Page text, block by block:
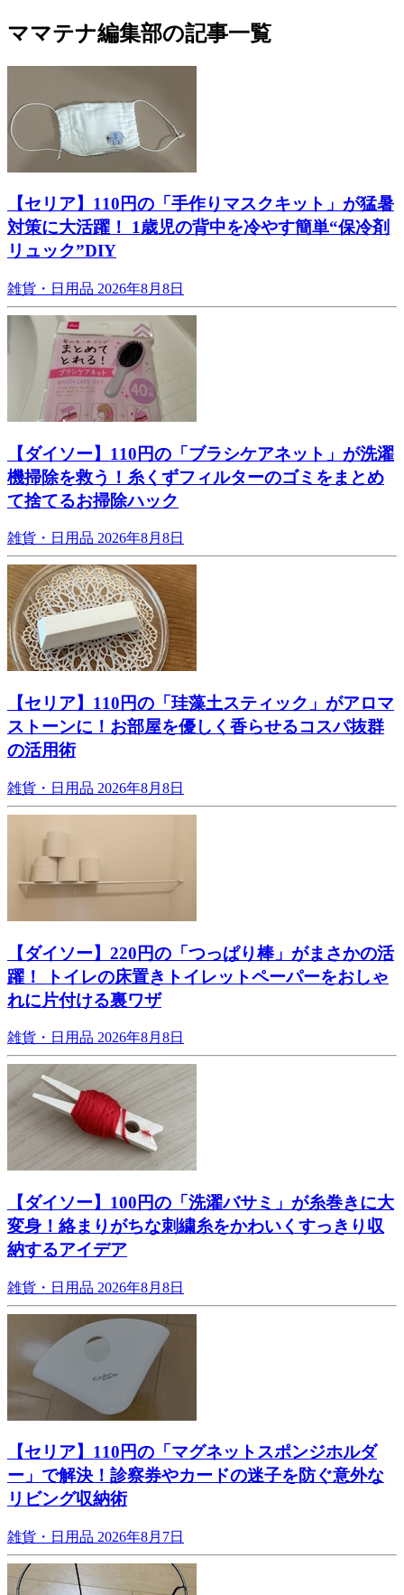
ママテナ編集部の記事一覧
【セリア】110円の「手作りマスクキット」が猛暑
対策に大活躍！ 1歳児の背中を冷やす簡単“保冷剤
リュック”DIY
雑貨・日用品 2026年8月8日
【ダイソー】110円の「ブラシケアネット」が洗濯
機掃除を救う！糸くずフィルターのゴミをまとめ
て捨てるお掃除ハック
雑貨・日用品 2026年8月8日
【セリア】110円の「珪藻土スティック」がアロマ
ストーンに！お部屋を優しく香らせるコスパ抜群
の活用術
雑貨・日用品 2026年8月8日
【ダイソー】220円の「つっぱり棒」がまさかの活
躍！ トイレの床置きトイレットペーパーをおしゃ
れに片付ける裏ワザ
雑貨・日用品 2026年8月8日
【ダイソー】100円の「洗濯バサミ」が糸巻きに大
変身！絡まりがちな刺繍糸をかわいくすっきり収
納するアイデア
雑貨・日用品 2026年8月8日
【セリア】110円の「マグネットスポンジホルダ
ー」で解決！診察券やカードの迷子を防ぐ意外な
リビング収納術
雑貨・日用品 2026年8月7日